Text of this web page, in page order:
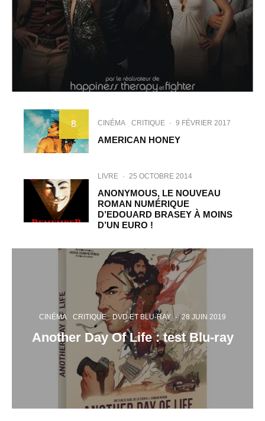
8 CINÉMA CRITIQUE · 9 FÉVRIER 2017
AMERICAN HONEY
LIVRE · 25 OCTOBRE 2014
ANONYMOUS, LE NOUVEAU
ROMAN NUMÉRIQUE
D’EDOUARD BRASEY À MOINS
D’UN EURO !
CINÉMA CRITIQUE DVD ET BLU-RAY · 28 JUIN 2019
Another Day Of Life : test Blu-ray